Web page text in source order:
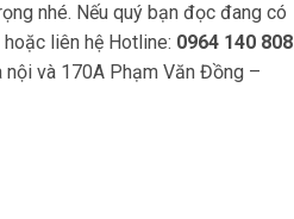
nhé. Nếu quý bạn đọc đang có
hoặc liên hệ Hotline: 0964 140 808
nội và 170A Phạm Văn Đồng –